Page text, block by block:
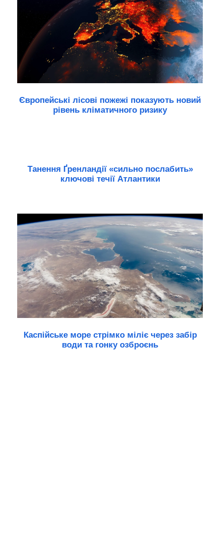
Європейські лісові пожежі показують новий
рівень кліматичного ризику
Танення Ґренландії «сильно послабить»
ключові течії Атлантики
Каспійське море стрімко міліє через забір
води та гонку озброєнь